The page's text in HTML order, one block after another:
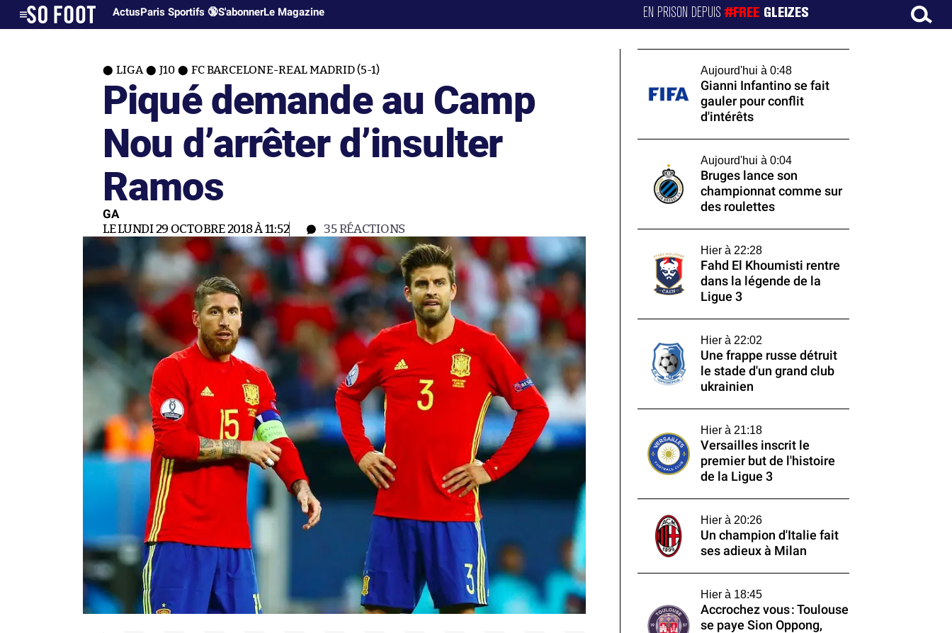
ActusParis Sportifs 🔞S'abonnerLe Magazine EN PRISON DEPUIS#FREE GLEIZES
LIGA J10 FC BARCELONE-REAL MADRID (5-1)
Piqué demande au Camp
Nou d’arrêter d’insulter
Ramos
GA
LE LUNDI 29 OCTOBRE 2018 À 11:52 35RÉACTIONS
Aujourd'hui à 0:48
Gianni Infantino se fait
gauler pour conflit
d'intérêts
Aujourd'hui à 0:04
Bruges lance son
championnat comme sur
des roulettes
Hier à 22:28
Fahd El Khoumisti rentre
dans la légende de la
Ligue 3
Hier à 22:02
Une frappe russe détruit
le stade d'un grand club
ukrainien
Hier à 21:18
Versailles inscrit le
premier but de l'histoire
de la Ligue 3
Hier à 20:26
Un champion d'Italie fait
ses adieux à Milan
Hier à 18:45
Accrochez vous : Toulouse
se paye Sion Oppong,